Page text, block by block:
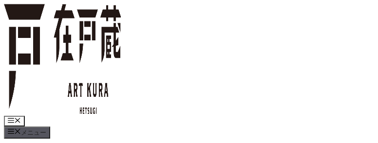
コ
ン
テ
ス
メ
ニ
ュ
メニュー